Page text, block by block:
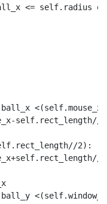
<= self.radius
self.rect_length//2
2):
2